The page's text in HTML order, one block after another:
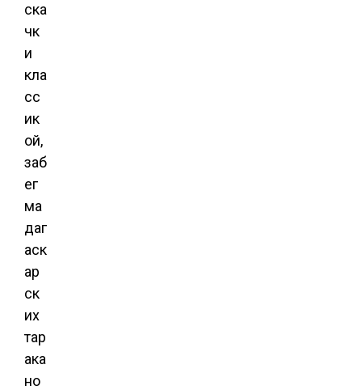
ска
чк
и
кла
сс
ик
ой,
заб
ег
ма
даг
аск
ар
ск
их
тар
ака
но